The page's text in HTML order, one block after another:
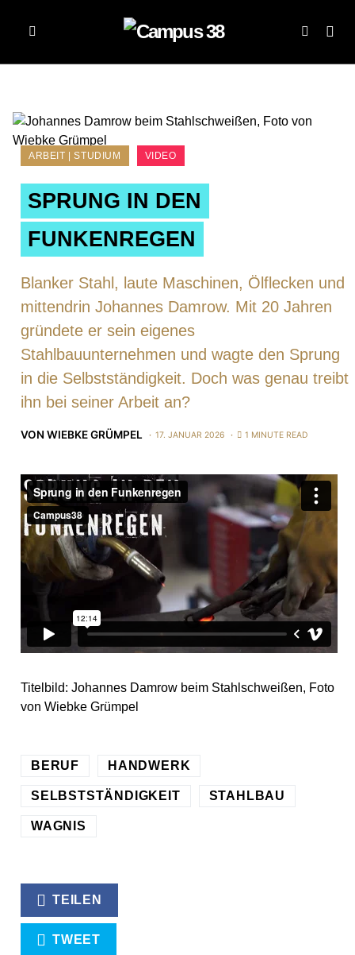
ARBEIT | STUDIUM VIDEO
SPRUNG IN DEN
FUNKENREGEN
Blanker Stahl, laute Maschinen, Ölflecken und
mittendrin Johannes Damrow. Mit 20 Jahren
gründete er sein eigenes
Stahlbauunternehmen und wagte den Sprung
in die Selbstständigkeit. Doch was genau treibt
ihn bei seiner Arbeit an?
VON WIEBKE GRÜMPEL 17. JANUAR 2026 1 MINUTE READ
Titelbild: Johannes Damrow beim Stahlschweißen, Foto
von Wiebke Grümpel
BERUF HANDWERK
SELBSTSTÄNDIGKEIT STAHLBAU
WAGNIS
TEILEN
TWEET